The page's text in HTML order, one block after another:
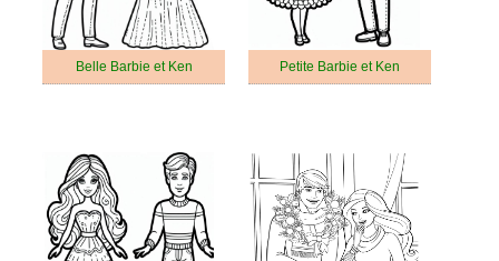
Belle Barbie et Ken Petite Barbie et Ken